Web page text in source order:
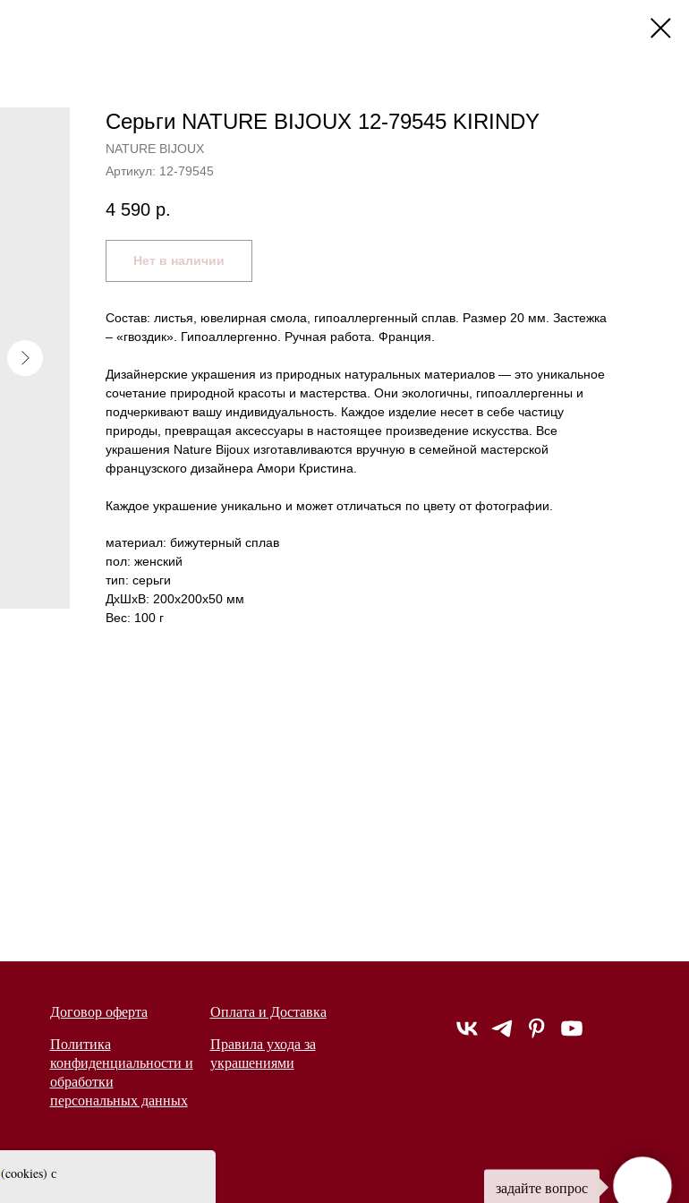
Серьги NATURE BIJOUX 12-79545 KIRINDY
NATURE BIJOUX
Артикул: 12-79545
4 590 р.
Нет в наличии
Состав: листья, ювелирная смола, гипоаллергенный сплав. Размер 20 мм. Застежка
– «гвоздик». Гипоаллергенно. Ручная работа. Франция.
Дизайнерские украшения из природных натуральных материалов — это уникальное
сочетание природной красоты и мастерства. Они экологичны, гипоаллергенны и
подчеркивают вашу индивидуальность. Каждое изделие несет в себе частицу
природы, превращая аксессуары в настоящее произведение искусства. Все
украшения Nature Bijoux изготавливаются вручную в семейной мастерской
французского дизайнера Амори Кристина.
Каждое украшение уникально и может отличаться по цвету от фотографии.
материал: бижутерный сплав
пол: женский
тип: серьги
ДxШxВ: 200x200x50 мм
Вес: 100 г
задайте вопрос
(cookies) с
Договор оферта
Политика
конфиденциальности и
обработки
персональных данных
Оплата и Доставка
Правила ухода за
украшениями